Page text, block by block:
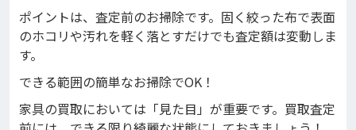
ポイントは、査定前のお掃除です。固く絞った布で表面
のホコリや汚れを軽く落とすだけでも査定額は変動しま
す。
できる範囲の簡単なお掃除でOK！
家具の買取においては「見た目」が重要です。買取査定